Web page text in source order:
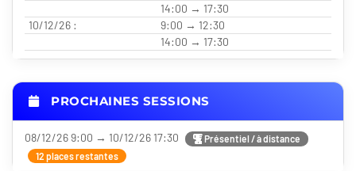
14:00 → 17:30
10/12/26 :
9:00 → 12:30
14:00 → 17:30
PROCHAINES SESSIONS
08/12/26 9:00 → 10/12/26 17:30
Présentiel / à distance
12 places restantes